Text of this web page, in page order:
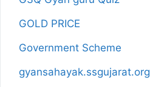
GOLD PRICE
Government Scheme
gyansahayak.ssgujarat.org